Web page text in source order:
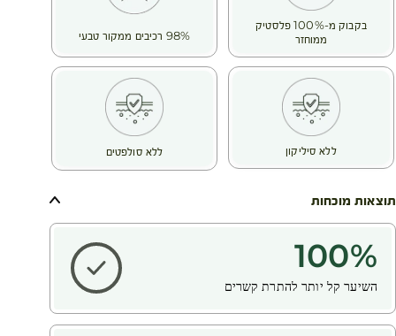
השיער הופך פגיע, פגום, שביר וגס וכשהוא פגיע יותר, יש יותר קצוות
מפוצלים ונשירת קשקשים והשיער הופך עמום.
הודות לידע הייחודי שלהם בעולם הבוטני, חוקרי ה- Botanical
Beauty® שלנו בחרו בחוחובה אורגנית, הידועה בשמן העשיר
במיוחד המופק ממנה שמצטיין בתכונות משקמות.
החוחובה עשירה בחומצות שומן כמו אומגה 6 ו- 9 ובעלת הרכב
שדומה לחֵלֶב. היא מזינה שיער יבש ושביר באופן אינטנסיבי ומחזירה
לו את הברק והרכות. הודות לעושר שלה, היא מסייעת בשיקום שיער
פגום שהופך להיות עמיד יותר נגד השפעות סביבתיות עתידיות.
בקבוק מ-100% פלסטיק
ממוחזר
98% רכיבים ממקור טבעי
ללא סיליקון ללא סולפטים
תוצאות מוכחות
100%
השיער קל יותר להתרת קשרים